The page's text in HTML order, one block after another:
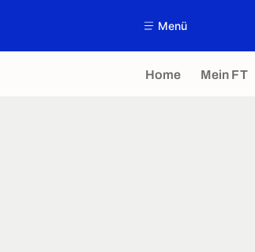
Menü
Home Mein FT